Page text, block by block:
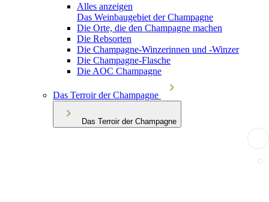
Alles anzeigen
Das Weinbaugebiet der Champagne
Die Orte, die den Champagne machen
Die Rebsorten
Die Champagne-Winzerinnen und -Winzer
Die Champagne-Flasche
Die AOC Champagne
Das Terroir der Champagne
Das Terroir der Champagne